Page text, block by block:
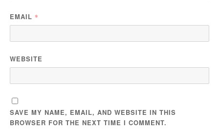
EMAIL *
WEBSITE
SAVE MY NAME, EMAIL, AND WEBSITE IN THIS
BROWSER FOR THE NEXT TIME I COMMENT.